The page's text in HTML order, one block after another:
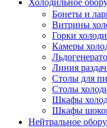
Холодильное
Бонеты и
Витрины
Горки
Камеры
Линия
Столы для
Столы
Шкафы
Шкафы
Нейтральное